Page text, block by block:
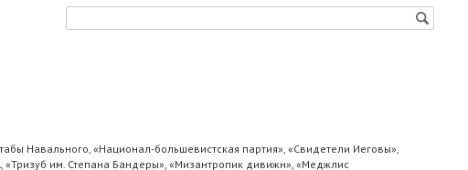
Навального, «Национал-большевистская партия», «Свидетели Иеговы»,
им. Степана Бандеры», «Мизантропик дивижн», «Меджлис